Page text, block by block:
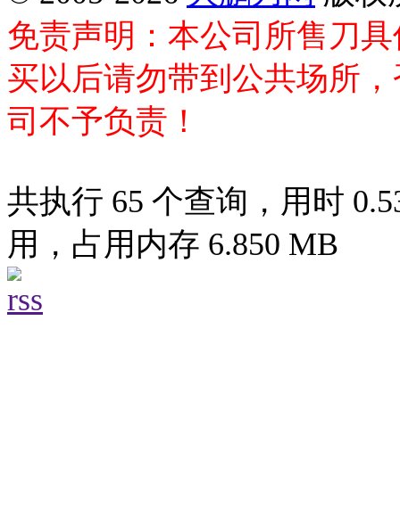
免责声明：本公司所售刀
买以后请勿带到公共场所
司不予负责！
共执行 65 个查询，用时
用，占用内存 6.850 MB